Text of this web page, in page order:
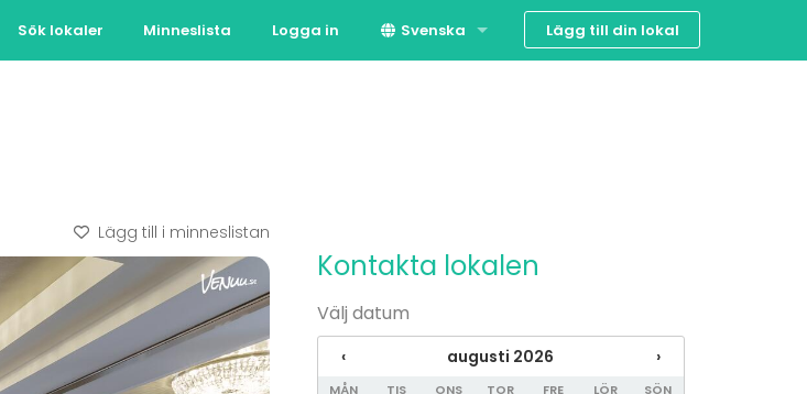
Sök lokaler Minneslista Logga in Svenska Lägg till din lokal
Lägg till i minneslistan
Kontakta lokalen
Välj datum
‹ augusti 2026 ›
MÅN TIS ONS TOR FRE LÖR SÖN